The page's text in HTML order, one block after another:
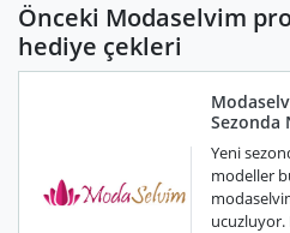
Önceki Modaselvim
hediye çekleri
Sezonda
Yeni
modeller
ucuzluyor.